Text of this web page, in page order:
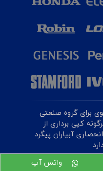
برای گروه صنعتی
کپی برداری از
آبیاران پیگرد
واتس آپ